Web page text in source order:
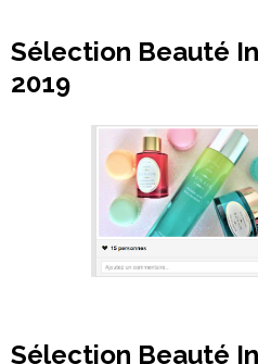
Sélection Beauté
2019
Sélection Beauté